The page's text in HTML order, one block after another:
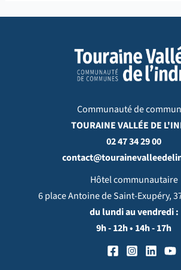
Communauté de
TOURAINE VALLÉE DE
02 47 34 29 00
Hôtel communautaire
6 place Antoine de Saint-Exupéry,
du lundi au vendredi :
9h - 12h • 14h - 17h